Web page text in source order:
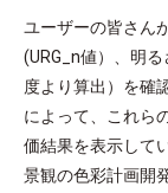
ユーザーの皆さん
(URG_n値）、明
度より算出）を確
によって、これら
価結果を表示して
景観の色彩計画開